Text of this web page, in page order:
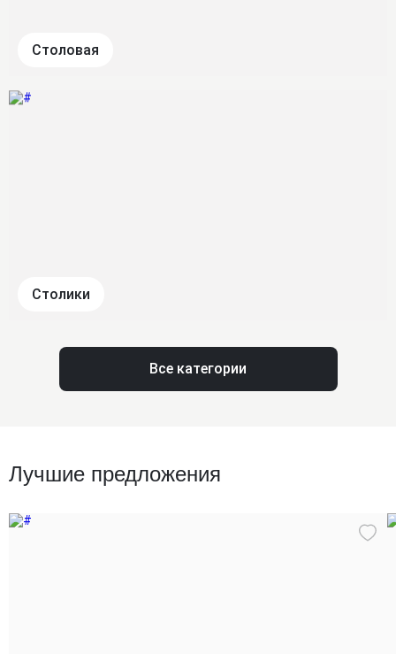
Столовая
Столики
Все категории
Лучшие предложения